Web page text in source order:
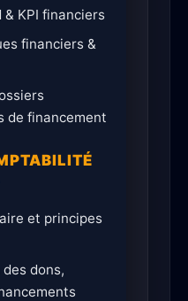
KPI financiers
financiers &
de financement
et principes
dons,